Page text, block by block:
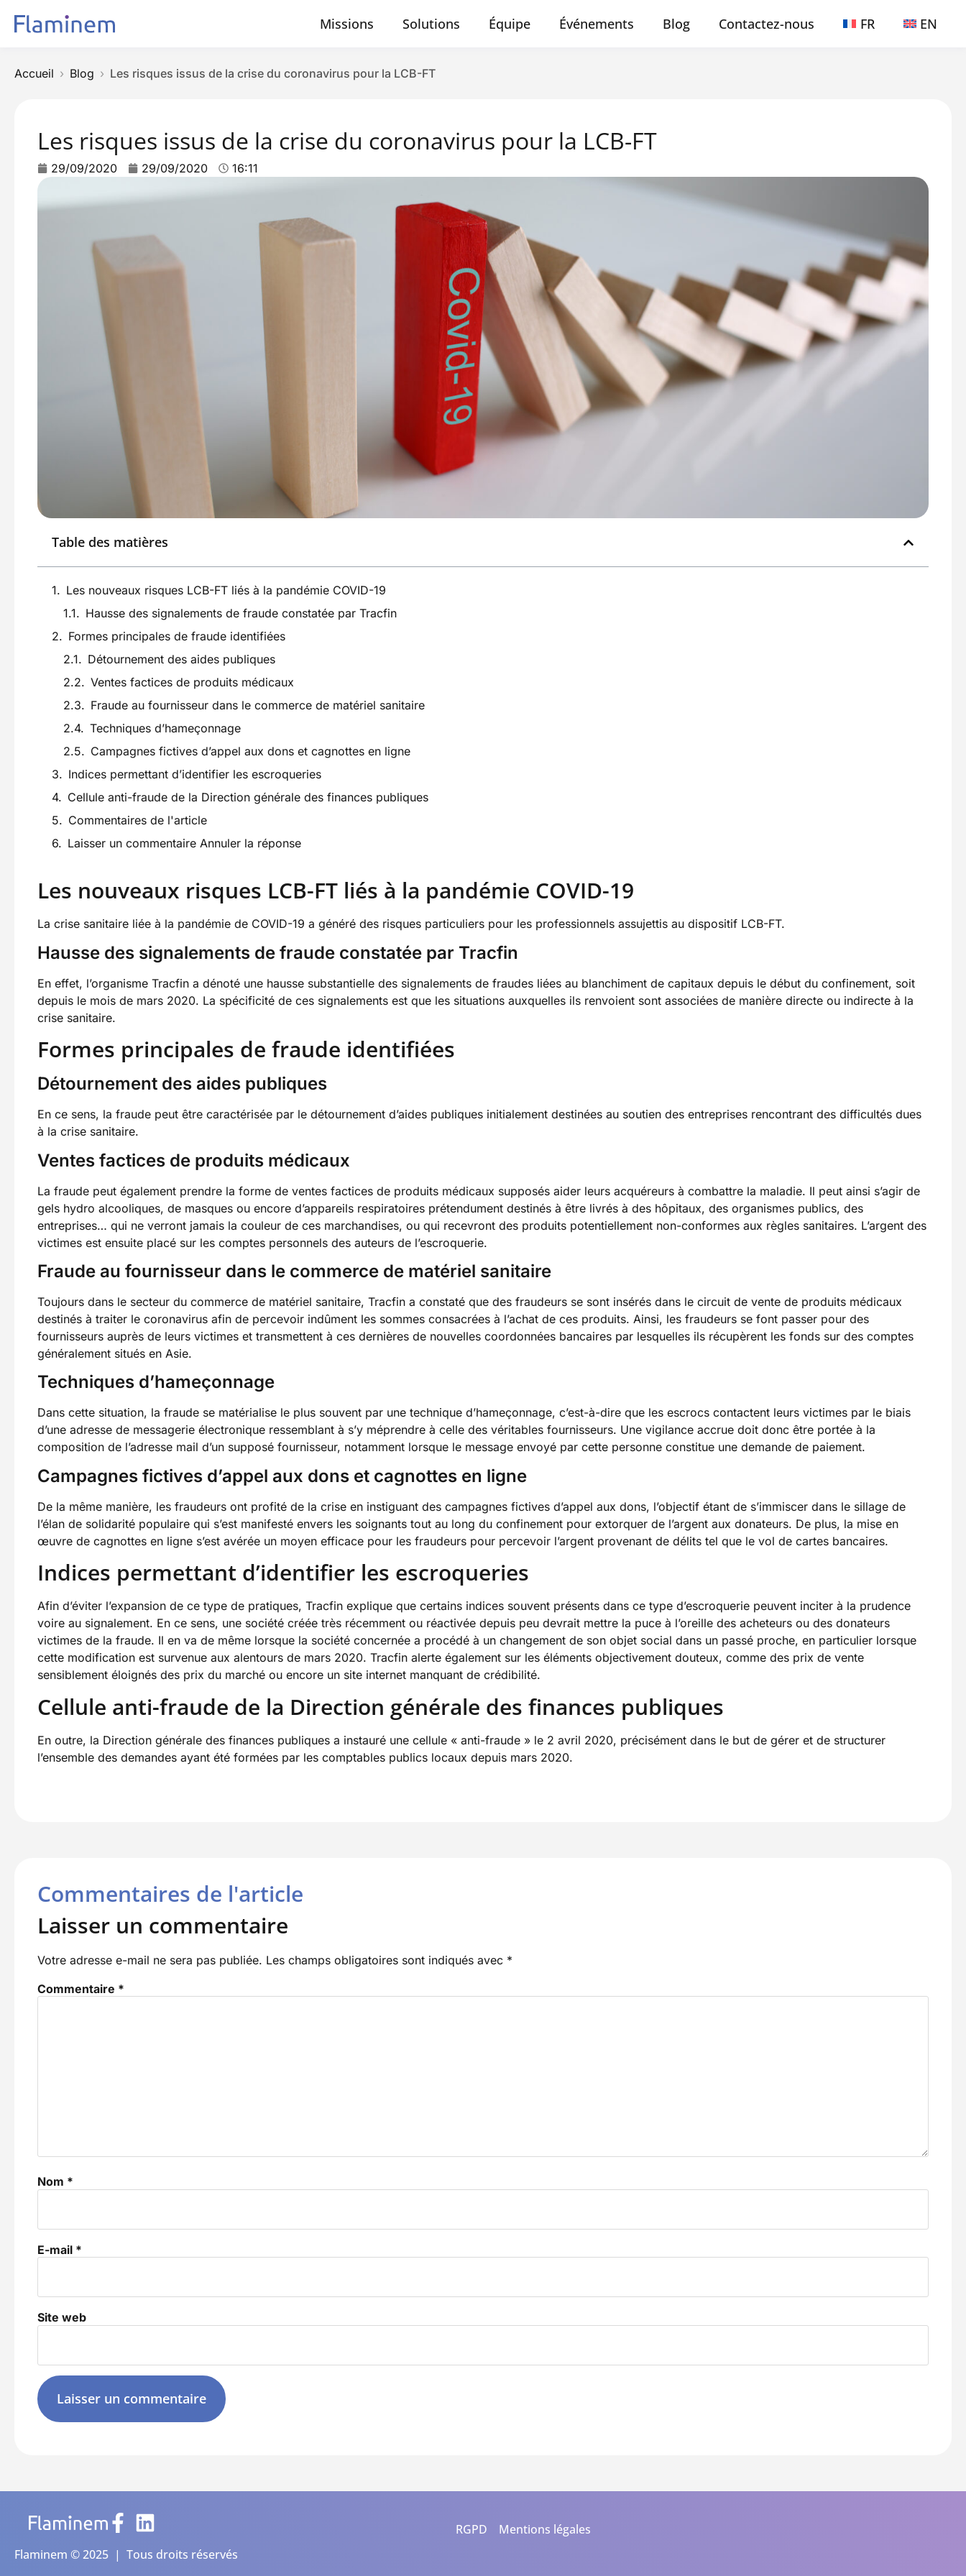
Missions Solutions Équipe Événements Blog Contactez-nous FR EN
Accueil Blog Les risques issus de la crise du coronavirus pour la LCB-FT
Les risques issus de la crise du coronavirus pour la LCB-FT
29/09/2020 29/09/2020 16:11
Table des matières
Les nouveaux risques LCB-FT liés à la pandémie COVID-19
Hausse des signalements de fraude constatée par Tracfin
Formes principales de fraude identifiées
Détournement des aides publiques
Ventes factices de produits médicaux
Fraude au fournisseur dans le commerce de matériel sanitaire
Techniques d’hameçonnage
Campagnes fictives d’appel aux dons et cagnottes en ligne
Indices permettant d’identifier les escroqueries
Cellule anti-fraude de la Direction générale des finances publiques
Commentaires de l'article
Laisser un commentaire Annuler la réponse
Les nouveaux risques LCB-FT liés à la pandémie COVID-19
La crise sanitaire liée à la pandémie de COVID-19 a généré des risques particuliers pour les professionnels assujettis au dispositif LCB-FT.
Hausse des signalements de fraude constatée par Tracfin
En effet, l’organisme Tracfin a dénoté une hausse substantielle des signalements de fraudes liées au blanchiment de capitaux depuis le début du confinement, soit
depuis le mois de mars 2020. La spécificité de ces signalements est que les situations auxquelles ils renvoient sont associées de manière directe ou indirecte à la
crise sanitaire.
Formes principales de fraude identifiées
Détournement des aides publiques
En ce sens, la fraude peut être caractérisée par le détournement d’aides publiques initialement destinées au soutien des entreprises rencontrant des difficultés dues
à la crise sanitaire.
Ventes factices de produits médicaux
La fraude peut également prendre la forme de ventes factices de produits médicaux supposés aider leurs acquéreurs à combattre la maladie. Il peut ainsi s’agir de
gels hydro alcooliques, de masques ou encore d’appareils respiratoires prétendument destinés à être livrés à des hôpitaux, des organismes publics, des
entreprises… qui ne verront jamais la couleur de ces marchandises, ou qui recevront des produits potentiellement non-conformes aux règles sanitaires. L’argent des
victimes est ensuite placé sur les comptes personnels des auteurs de l’escroquerie.
Fraude au fournisseur dans le commerce de matériel sanitaire
Toujours dans le secteur du commerce de matériel sanitaire, Tracfin a constaté que des fraudeurs se sont insérés dans le circuit de vente de produits médicaux
destinés à traiter le coronavirus afin de percevoir indûment les sommes consacrées à l’achat de ces produits. Ainsi, les fraudeurs se font passer pour des
fournisseurs auprès de leurs victimes et transmettent à ces dernières de nouvelles coordonnées bancaires par lesquelles ils récupèrent les fonds sur des comptes
généralement situés en Asie.
Techniques d’hameçonnage
Dans cette situation, la fraude se matérialise le plus souvent par une technique d’hameçonnage, c’est-à-dire que les escrocs contactent leurs victimes par le biais
d’une adresse de messagerie électronique ressemblant à s’y méprendre à celle des véritables fournisseurs. Une vigilance accrue doit donc être portée à la
composition de l’adresse mail d’un supposé fournisseur, notamment lorsque le message envoyé par cette personne constitue une demande de paiement.
Campagnes fictives d’appel aux dons et cagnottes en ligne
De la même manière, les fraudeurs ont profité de la crise en instiguant des campagnes fictives d’appel aux dons, l’objectif étant de s’immiscer dans le sillage de
l’élan de solidarité populaire qui s’est manifesté envers les soignants tout au long du confinement pour extorquer de l’argent aux donateurs. De plus, la mise en
œuvre de cagnottes en ligne s’est avérée un moyen efficace pour les fraudeurs pour percevoir l’argent provenant de délits tel que le vol de cartes bancaires.
Indices permettant d’identifier les escroqueries
Afin d’éviter l’expansion de ce type de pratiques, Tracfin explique que certains indices souvent présents dans ce type d’escroquerie peuvent inciter à la prudence
voire au signalement. En ce sens, une société créée très récemment ou réactivée depuis peu devrait mettre la puce à l’oreille des acheteurs ou des donateurs
victimes de la fraude. Il en va de même lorsque la société concernée a procédé à un changement de son objet social dans un passé proche, en particulier lorsque
cette modification est survenue aux alentours de mars 2020. Tracfin alerte également sur les éléments objectivement douteux, comme des prix de vente
sensiblement éloignés des prix du marché ou encore un site internet manquant de crédibilité.
Cellule anti-fraude de la Direction générale des finances publiques
En outre, la Direction générale des finances publiques a instauré une cellule « anti-fraude » le 2 avril 2020, précisément dans le but de gérer et de structurer
l’ensemble des demandes ayant été formées par les comptables publics locaux depuis mars 2020.
Commentaires de l'article
Laisser un commentaire
Votre adresse e-mail ne sera pas publiée. Les champs obligatoires sont indiqués avec *
Commentaire *
Nom *
E-mail *
Site web
RGPD
Mentions légales
Flaminem © 2025 | Tous droits réservés